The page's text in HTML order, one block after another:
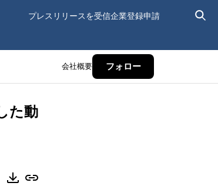
プレスリリースを受信企業登録申請
会社概要 フォロー
た動